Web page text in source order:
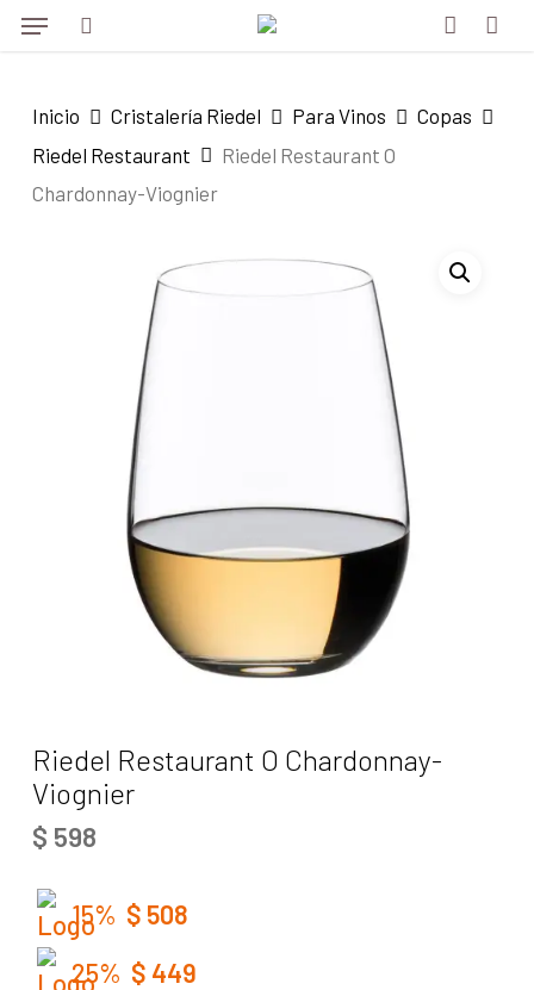
Skip
content
Menu
Inicio Cristalería Riedel Para Vinos
Copas
Riedel Restaurant
Riedel Restaurant O
Chardonnay-Viognier
Riedel Restaurant O Chardonnay-
Viognier
$ 598
15% $ 508
25% $ 449